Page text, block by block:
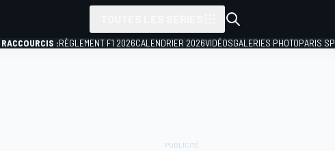
RACCOURCIS :RÈGLEMENT F1 2026CALENDRIER 2026VIDÉOSGALERIES PHOTOPARIS